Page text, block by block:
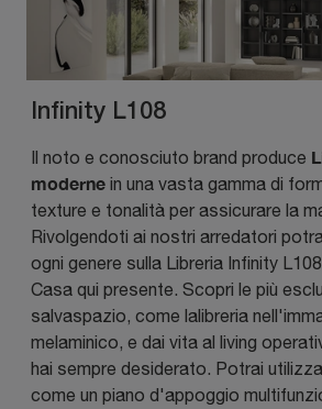
Infinity L108
Il noto e conosciuto brand produce
moderne in una vasta gamma di
texture e tonalità per assicurare la
Rivolgendoti ai nostri arredatori
ogni genere sulla Libreria Infinity
Casa qui presente. Scopri le più
salvaspazio, come lalibreria
melaminico, e dai vita al living
hai sempre desiderato. Potrai
come un piano d'appoggio